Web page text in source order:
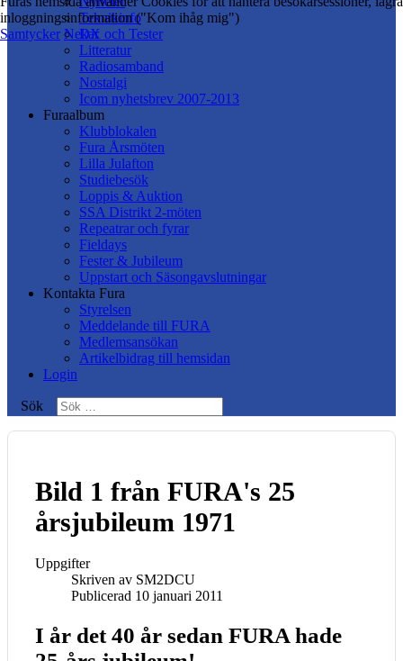
Teknikinfo
DX och Tester
Litteratur
Radiosamband
Nostalgi
Icom nyhetsbrev 2007-2013
Furaalbum
Klubblokalen
Fura Årsmöten
Lilla Julafton
Studiebesök
Loppis & Auktion
SSA Distrikt 2-möten
Repeatrar och fyrar
Fieldays
Fester & Jubileum
Uppstart och Säsongavslutningar
Kontakta Fura
Styrelsen
Meddelande till FURA
Medlemsansökan
Artikelbidrag till hemsidan
Login
Sök
Bild 1 från FURA's 25
årsjubileum 1971
Uppgifter
Skriven av SM2DCU
Publicerad 10 januari 2011
I år det 40 år sedan FURA hade
inloggningsinformation ("Kom ihåg mig")
Samtycker Nekar